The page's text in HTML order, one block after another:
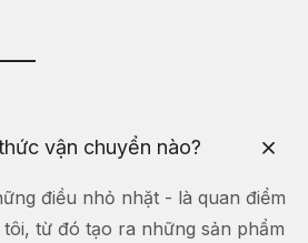
vận chuyển nào?
điều nhỏ nhặt - là quan điểm
từ đó tạo ra những sản phẩm